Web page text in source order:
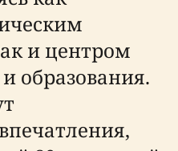
и центром
образования.